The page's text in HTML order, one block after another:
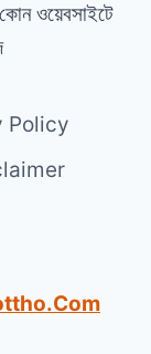
ওয়েবসাইটে
Policy